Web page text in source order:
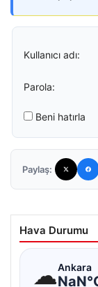
Kullanıcı adı:
Parola:
Beni hatırla
Paylaş:
Hava Durumu
☁Ankara